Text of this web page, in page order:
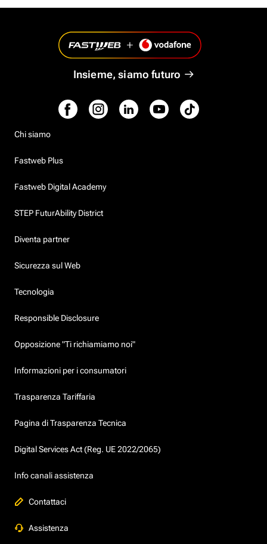
Insieme, siamo futuro
Chi siamo
Fastweb Plus
Fastweb Digital Academy
STEP FuturAbility District
Diventa partner
Sicurezza sul Web
Tecnologia
Responsible Disclosure
Opposizione "Ti richiamiamo noi"
Informazioni per i consumatori
Trasparenza Tariffaria
Pagina di Trasparenza Tecnica
Digital Services Act (Reg. UE 2022/2065)
Info canali assistenza
Contattaci
Assistenza